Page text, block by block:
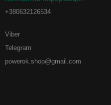
+380632126534
Viber
Telegram
powerok.shop@gmail.com